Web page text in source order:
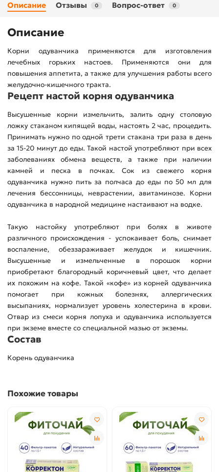
Описание Отзывы 0 Вопрос-ответ 0
Описание
Корни одуванчика применяются для изготовления
лечебных горьких настоев. Применяются они для
повышения аппетита, а также для улучшения работы всего
желудочно-кишечного тракта.
Рецепт настой корня одуванчика
Высушенные корни измельчить, залить одну столовую
ложку стаканом кипящей воды, настоять 2 час, процедить.
Принимать нужно по одной трети стакана три раза в день
за 15-20 минут до еды. Такой настой употребляют при всех
заболеваниях обмена веществ, а также при наличии
камней и песка в почках. Сок из свежего корня
одуванчика нужно пить за полчаса до еды по 50 мл для
лечения бессонницы, неврастении, авитаминозе. Корни
одуванчика в народной медицине настаивают на водке.
Такую настойку употребляют при болях в животе
различного происхождения - успокаивает боль, снимает
воспаление, обеззараживает желудок и кишечник.
Высушенные и измельченные в порошок корни
приобретают благородный коричневый цвет, что делает
их похожим на кофе. Такой «кофе» из корней одуванчика
помогает при кожных болезнях, аллергических
высыпаниях, нормализует уровень холестерина в крови.
Отвар из смеси корня лопуха и одуванчика используется
при экземе вместе со специальной мазью от экземы.
Состав
Корень одуванчика
Похожие товары